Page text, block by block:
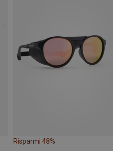
Risparmi 48%